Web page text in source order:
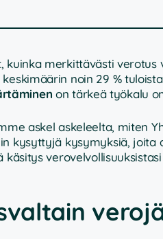
merkittävästi verotus
noin 29 %
on tärkeä työkalu
askel askeleelta, miten
kysyttyjä kysymyksiä,
käsitys